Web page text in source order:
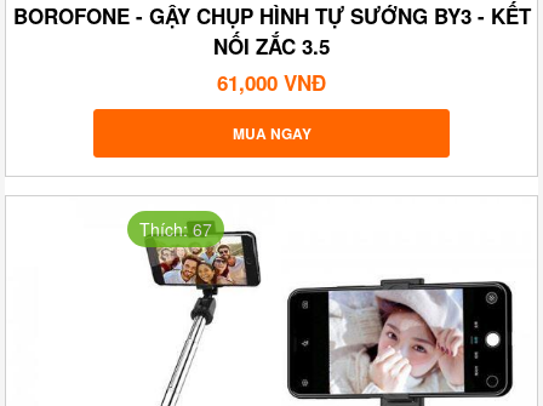
BOROFONE - GẬY CHỤP HÌNH TỰ SƯỚNG BY3 - KẾT
NỐI ZẮC 3.5
61,000 VNĐ
MUA NGAY
Thích: 67